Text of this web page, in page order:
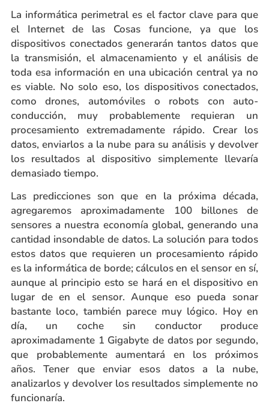
La informática perimetral es el factor clave para que
el Internet de las Cosas funcione, ya que los
dispositivos conectados generarán tantos datos que
la transmisión, el almacenamiento y el análisis de
toda esa información en una ubicación central ya no
es viable. No solo eso, los dispositivos conectados,
como drones, automóviles o robots con auto-
conducción, muy probablemente requieran un
procesamiento extremadamente rápido. Crear los
datos, enviarlos a la nube para su análisis y devolver
los resultados al dispositivo simplemente llevaría
demasiado tiempo.
Las predicciones son que en la próxima década,
agregaremos aproximadamente 100 billones de
sensores a nuestra economía global, generando una
cantidad insondable de datos. La solución para todos
estos datos que requieren un procesamiento rápido
es la informática de borde; cálculos en el sensor en sí,
aunque al principio esto se hará en el dispositivo en
lugar de en el sensor. Aunque eso pueda sonar
bastante loco, también parece muy lógico. Hoy en
día, un coche sin conductor produce
aproximadamente 1 Gigabyte de datos por segundo,
que probablemente aumentará en los próximos
años. Tener que enviar esos datos a la nube,
analizarlos y devolver los resultados simplemente no
funcionaría.